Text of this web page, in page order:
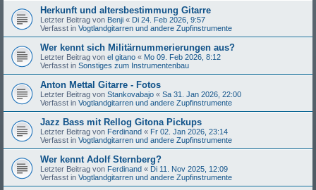
Herkunft und altersbestimmung Gitarre
Letzter Beitrag von Benji « Di 24. Feb 2026, 9:57
Verfasst in Vogtlandgitarren und andere Zupfinstrumente
Wer kennt sich Militärnummerierungen aus?
Letzter Beitrag von el gitano « Mo 09. Feb 2026, 8:12
Verfasst in Sonstiges zum Instrumentenbau
Anton Mettal Gitarre - Fotos
Letzter Beitrag von Stankovabajo « Sa 31. Jan 2026, 22:00
Verfasst in Vogtlandgitarren und andere Zupfinstrumente
Jazz Bass mit Rellog Gitona Pickups
Letzter Beitrag von Ferdinand « Fr 02. Jan 2026, 23:14
Verfasst in Vogtlandgitarren und andere Zupfinstrumente
Wer kennt Adolf Sternberg?
Letzter Beitrag von Ferdinand « Di 11. Nov 2025, 12:09
Verfasst in Vogtlandgitarren und andere Zupfinstrumente